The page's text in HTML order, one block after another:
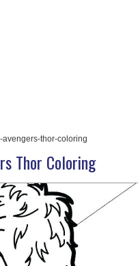
avengers-thor-coloring
Thor Coloring